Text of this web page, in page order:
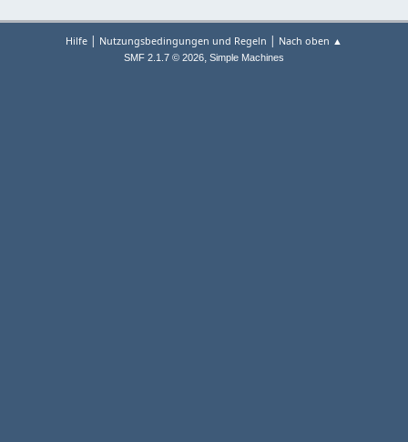
Hilfe | Nutzungsbedingungen und Regeln | Nach oben ▲
SMF 2.1.7 © 2026, Simple Machines